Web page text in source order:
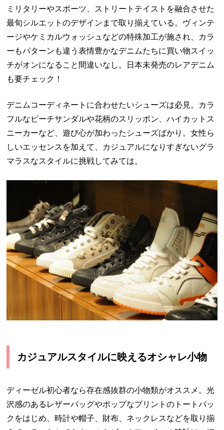
ミリタリーやスポーツ、ストリートテイストを融合させた
最旬シルエットのデザインまで取り揃えている。ヴィンテ
ージやケミカルウォッシュなどの特殊加工が施され、カラ
ーもパターンも違う表情豊かなデニムたちに買い物スイッ
チがオンになること間違いなし。日本未発売のレアデニム
も要チェック！
デニムコーディネートに合わせたいシューズは必見。カラ
フルなビーチサンダルや花柄のスリッポン、ハイカットス
ニーカーなど、遊び心が加わったシューズばかり。女性ら
しいエッセンスを加えて、カジュアルになりすぎないグラ
マラスなスタイルに挑戦してみては。
カジュアルスタイルに映えるオシャレ小物
ディーゼル初心者なら存在感抜群の小物類がオススメ。光
沢感のあるレザーバッグやポップなプリントのトートバッ
クをはじめ、時計や帽子、財布、ネックレスなどを取り揃